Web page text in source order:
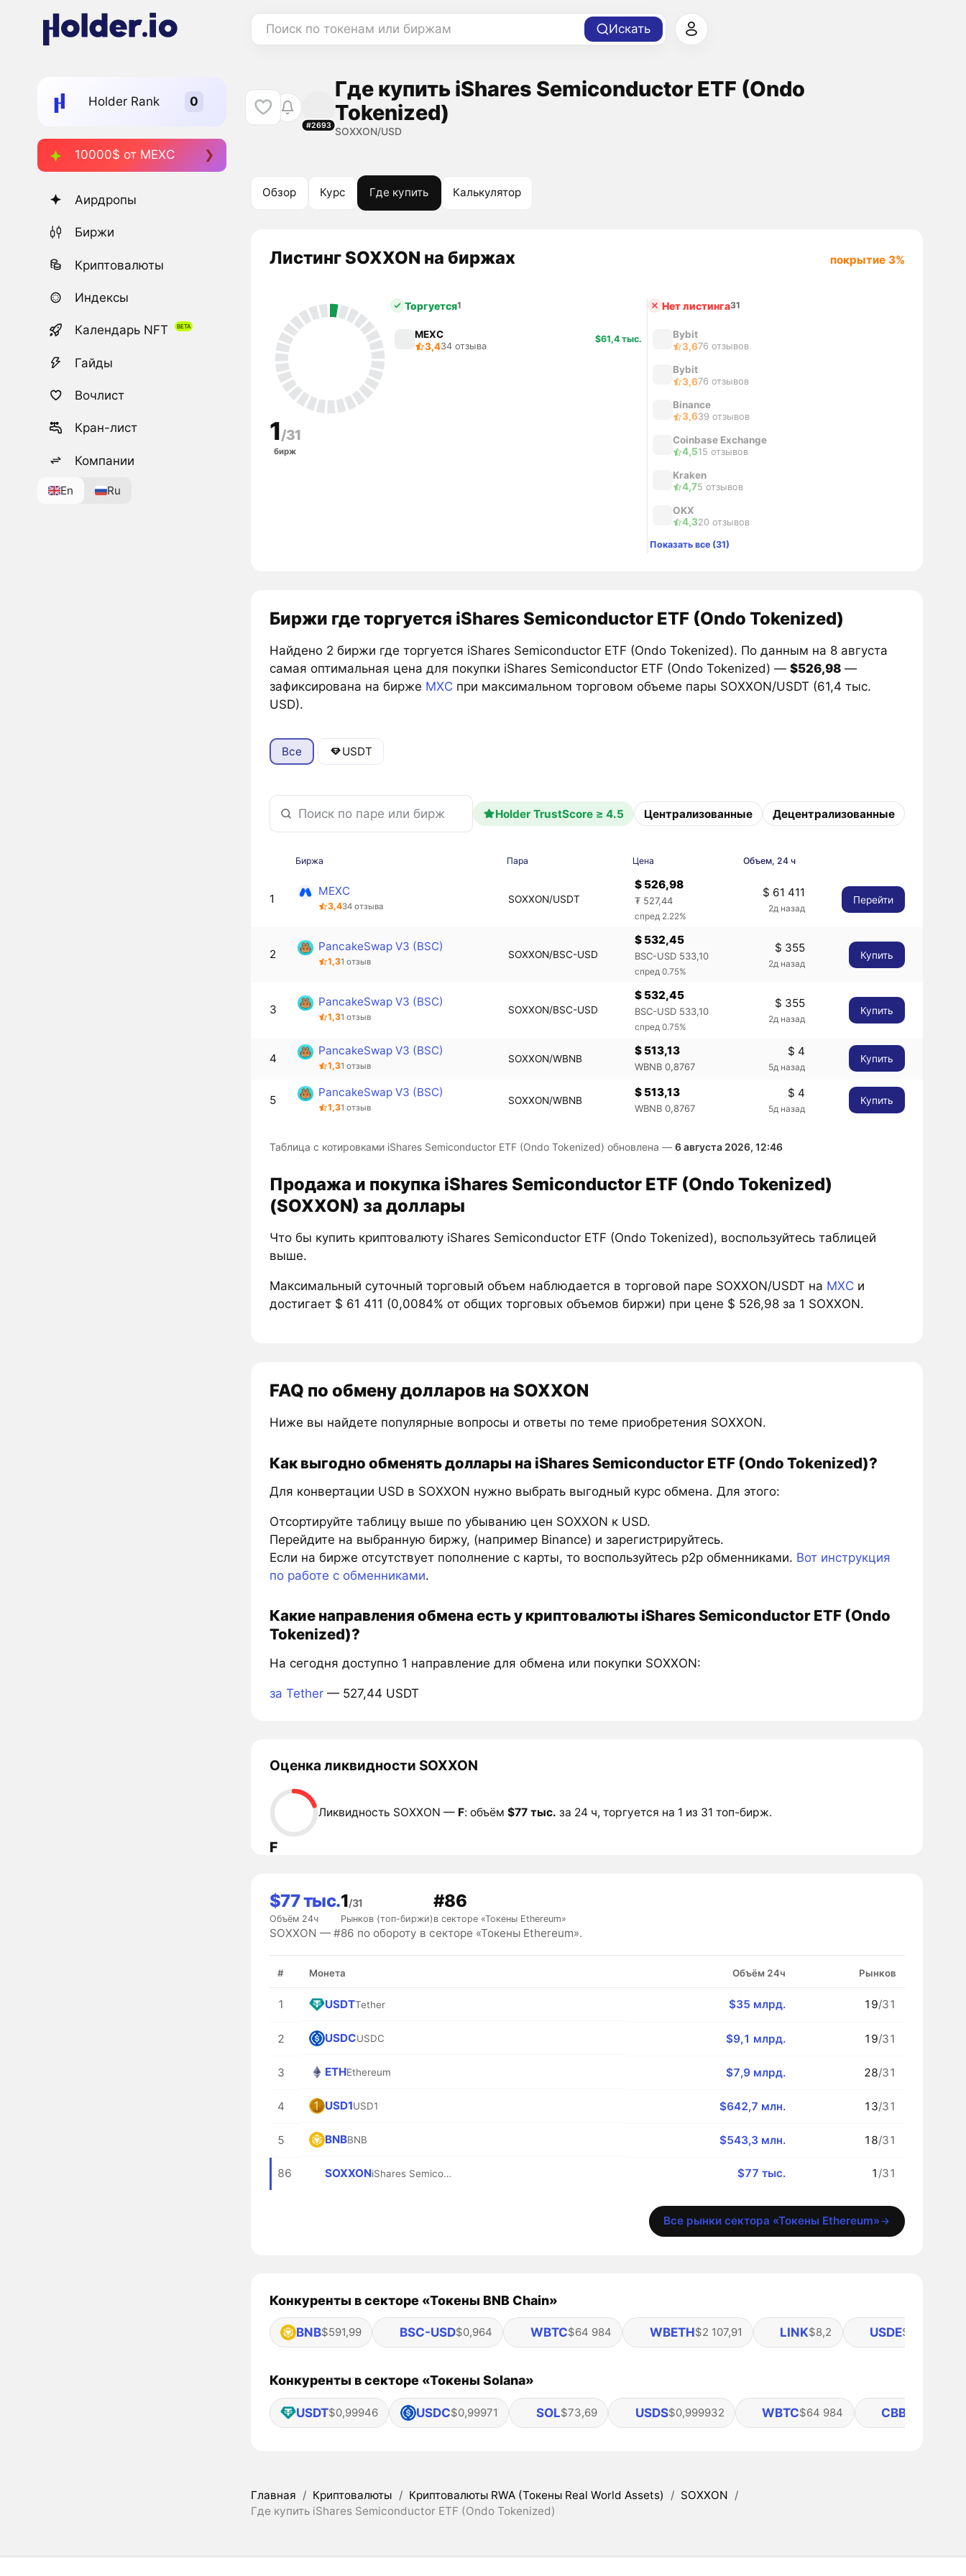
Поиск по токенам или биржам Искать
Holder Rank
10000$ от MEXC
Аирдропы
Биржи
Криптовалюты
Индексы
Календарь NFT
Гайды
Вочлист
Кран-лист
Компании
En Ru
#2693
Где купить iShares Semiconductor ETF (Ondo
Tokenized)
SOXXON/USD
Обзор Курс Где купить Калькулятор
Листинг SOXXON на биржах покрытие 3%
1/31
бирж
Торгуется1
MEXC
3,434 отзыва
$61,4 тыс.
Нет листинга31
Bybit
3,676 отзывов
Bybit
3,676 отзывов
Binance
3,639 отзывов
Coinbase Exchange
4,515 отзывов
Kraken
4,75 отзывов
OKX
4,320 отзывов
Показать все (31)
Биржи где торгуется iShares Semiconductor ETF (Ondo Tokenized)
Найдено 2 биржи где торгуется iShares Semiconductor ETF (Ondo Tokenized). По данным на 8 августа
самая оптимальная цена для покупки iShares Semiconductor ETF (Ondo Tokenized) — $526,98—
зафиксирована на бирже MXCпри максимальном торговом объеме пары SOXXON/USDT (61,4 тыс.
USD).
Все USDT
Holder TrustScore ≥ 4.5 Централизованные Децентрализованные
Биржа Пара Цена Объем, 24 ч
1
MEXC
3,434 отзыва
SOXXON/USDT
$ 526,98
₮ 527,44
спред 2.22%
$ 61 411
2д назад
Перейти
2
PancakeSwap V3 (BSC)
1,31 отзыв
SOXXON/BSC-USD
$ 532,45
BSC-USD 533,10
спред 0.75%
$ 355
2д назад
Купить
3
PancakeSwap V3 (BSC)
1,31 отзыв
SOXXON/BSC-USD
$ 532,45
BSC-USD 533,10
спред 0.75%
$ 355
2д назад
Купить
4
PancakeSwap V3 (BSC)
1,31 отзыв
SOXXON/WBNB
$ 513,13
WBNB 0,8767
$ 4
5д назад
Купить
5
PancakeSwap V3 (BSC)
1,31 отзыв
SOXXON/WBNB
$ 513,13
WBNB 0,8767
$ 4
5д назад
Купить
Таблица с котировками iShares Semiconductor ETF (Ondo Tokenized) обновлена — 6 августа 2026, 12:46
Продажа и покупка iShares Semiconductor ETF (Ondo Tokenized)
(SOXXON) за доллары
Что бы купить криптовалюту iShares Semiconductor ETF (Ondo Tokenized), воспользуйтесь таблицей
выше.
Максимальный суточный торговый объем наблюдается в торговой паре SOXXON/USDT на MXCи
достигает $ 61 411 (0,0084% от общих торговых объемов биржи) при цене $ 526,98 за 1 SOXXON.
FAQ по обмену долларов на SOXXON
Ниже вы найдете популярные вопросы и ответы по теме приобретения SOXXON.
Как выгодно обменять доллары на iShares Semiconductor ETF (Ondo Tokenized)?
Для конвертации USD в SOXXON нужно выбрать выгодный курс обмена. Для этого:
Отсортируйте таблицу выше по убыванию цен SOXXON к USD.
Перейдите на выбранную биржу, (например Binance) и зарегистрируйтесь.
Если на бирже отсутствует пополнение с карты, то воспользуйтесь p2p обменниками. Вот инструкция
по работе с обменниками.
Какие направления обмена есть у криптовалюты iShares Semiconductor ETF (Ondo
Tokenized)?
На сегодня доступно 1 направление для обмена или покупки SOXXON:
за Tether— 527,44 USDT
Оценка ликвидности SOXXON
F
Ликвидность SOXXON — F: объём $77 тыс. за 24 ч, торгуется на 1 из 31 топ-бирж.
$77 тыс.
Объём 24ч
1/31
Рынков (топ-биржи)
#86
в секторе «Токены Ethereum»
SOXXON — #86 по обороту в секторе «Токены Ethereum».
# Монета Объём 24ч Рынков
1 USDTTether $35 млрд. 19/31
2 USDCUSDC $9,1 млрд. 19/31
3 ETHEthereum $7,9 млрд. 28/31
4 USD1USD1 $642,7 млн. 13/31
5 BNBBNB $543,3 млн. 18/31
86 SOXXON iShares Semiconductor ETF (Ondo Tokenized) $77 тыс. 1 /31
Все рынки сектора «Токены Ethereum»
Конкуренты в секторе «Токены BNB Chain»
BNB$591,99 BSC-USD$0,964 WBTC$64 984 WBETH$2 107,91 LINK$8,2 USDE$0,9998
Конкуренты в секторе «Токены Solana»
USDT$0,99946 USDC$0,99971 SOL$73,69 USDS$0,999932 WBTC$64 984 CBBTC
Главная / Криптовалюты / Криптовалюты RWA (Токены Real World Assets) / SOXXON /
Где купить iShares Semiconductor ETF (Ondo Tokenized)